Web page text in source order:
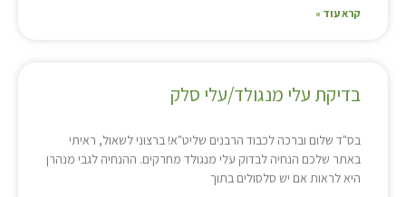
קרא עוד »
בדיקת עלי מנגולד/עלי סלק
בס"ד שלום וברכה לכבוד הרבנים שליט"א! ברצוני לשאול, ראיתי
באתר שלכם הנחיה לבדוק עלי מנגולד מחרקים. ההנחיה לגבי מנהרן
היא לראות אם יש סלסולים בתוך